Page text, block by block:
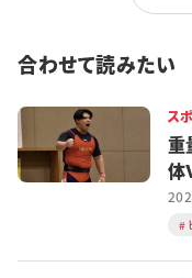
合わせて読みたい
ス
重
体